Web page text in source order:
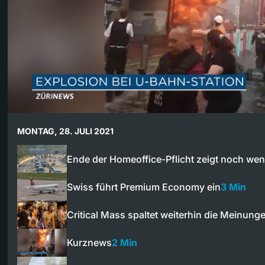
MONTAG, 28. JULI 2021
Ende der Homeoffice-Pflicht zeigt noch
Swiss führt Premium Economy ein3 Min
Critical Mass spaltet weiterhin die
Kurznews2 Min